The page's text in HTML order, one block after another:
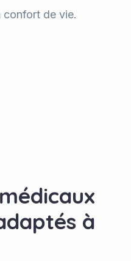
confort de vie.
à